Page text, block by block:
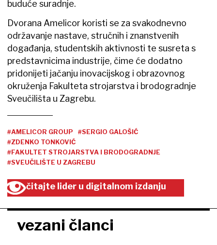
buduće suradnje.
Dvorana Amelicor koristi se za svakodnevno
održavanje nastave, stručnih i znanstvenih
događanja, studentskih aktivnosti te susreta s
predstavnicima industrije, čime će dodatno
pridonijeti jačanju inovacijskog i obrazovnog
okruženja Fakulteta strojarstva i brodogradnje
Sveučilišta u Zagrebu.
#AMELICOR GROUP
#SERGIO GALOŠIĆ
#ZDENKO TONKOVIĆ
#FAKULTET STROJARSTVA I BRODOGRADNJE
#SVEUČILIŠTE U ZAGREBU
čitajte lider u digitalnom izdanju
vezani članci